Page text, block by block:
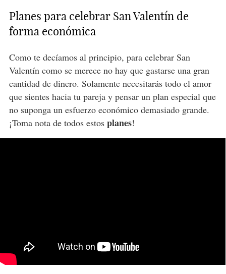
Planes para celebrar San Valentín de
forma económica
Como te decíamos al principio, para celebrar San
Valentín como se merece no hay que gastarse una gran
cantidad de dinero. Solamente necesitarás todo el amor
que sientes hacia tu pareja y pensar un plan especial que
no suponga un esfuerzo económico demasiado grande.
¡Toma nota de todos estos planes!